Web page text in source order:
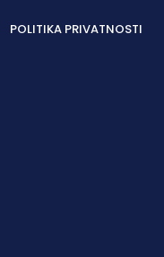
POLITIKA PRIVATNOSTI